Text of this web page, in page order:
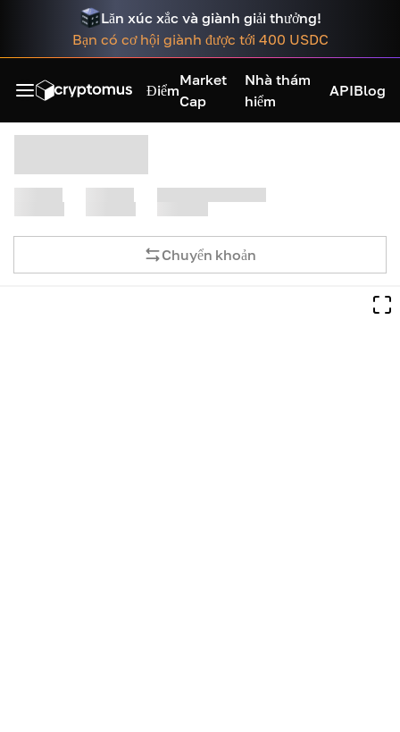
Lăn xúc xắc và giành giải thưởng!
Bạn có cơ hội giành được tới 400 USDC
Điểm
Market
Cap
Nhà thám
hiểm
APIBlog
Chuyển khoản